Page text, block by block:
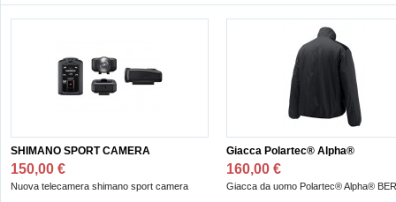
SPORT CAMERA
€
shimano sport camera
Giacca Polartec® Alpha®
160,00 €
Giacca da uomo Polartec® Alpha® BERETTA.